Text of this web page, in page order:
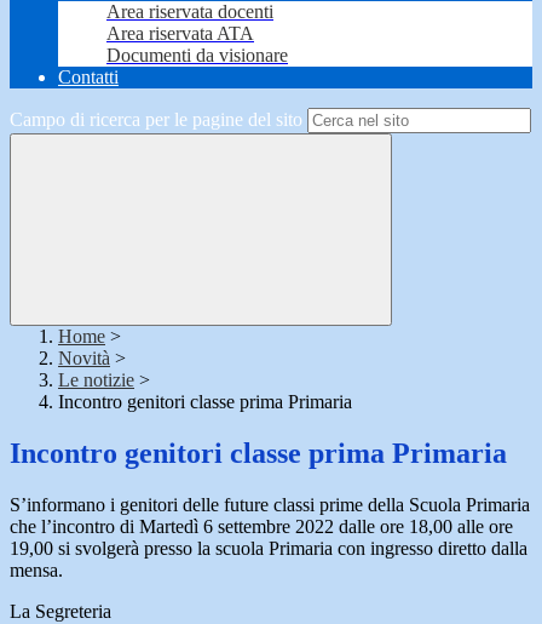
Area riservata docenti
Area riservata ATA
Documenti da visionare
Contatti
Campo di ricerca per le pagine del sito
Home >
Novità >
Le notizie >
Incontro genitori classe prima Primaria
Incontro genitori classe prima Primaria
S’informano i genitori delle future classi prime della Scuola Primaria
che l’incontro di Martedì 6 settembre 2022 dalle ore 18,00 alle ore
19,00 si svolgerà presso la scuola Primaria con ingresso diretto dalla
mensa.
La Segreteria